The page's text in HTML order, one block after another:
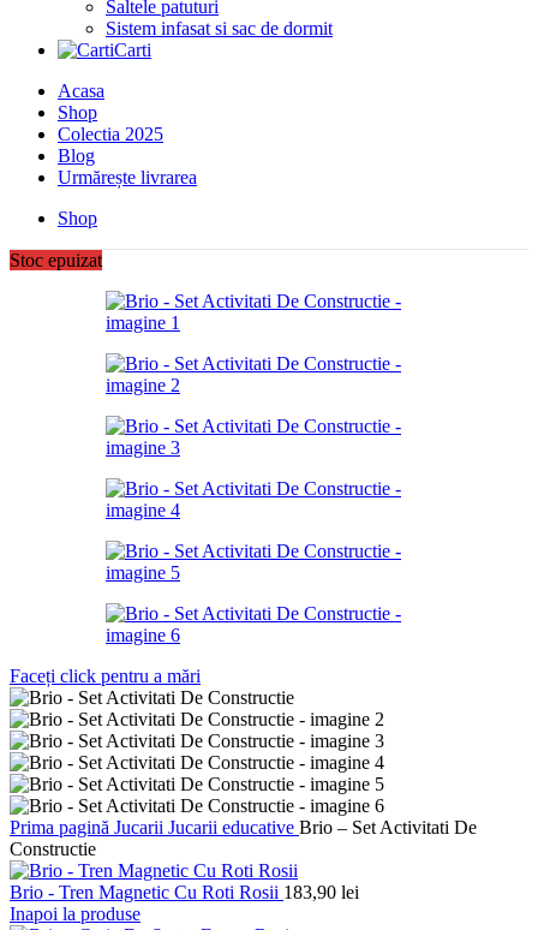
Saltele patuturi
Sistem infasat si sac de dormit
Carti
Acasa
Shop
Colectia 2025
Blog
Urmărește livrarea
Shop
Stoc epuizat
Faceți click pentru a mări
Prima pagină Jucarii Jucarii educative Brio – Set Activitati De
Constructie
Brio - Tren Magnetic Cu Roti Rosii 183,90 lei
Inapoi la produse